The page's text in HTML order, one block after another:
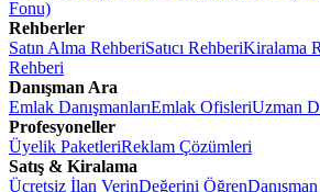
Fonu)
Rehberler
Satın Alma RehberiSatıcı RehberiKiralama
Rehberi
Danışman Ara
Emlak DanışmanlarıEmlak OfisleriUzman
Profesyoneller
Üyelik PaketleriReklam Çözümleri
Satış & Kiralama
Ücretsiz İlan VerinDeğerini Öğren